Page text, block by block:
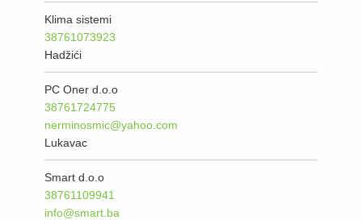
Klima sistemi
38761073923
Hadžići
PC Oner d.o.o
38761724775
nerminosmic@yahoo.com
Lukavac
Smart d.o.o
38761109941
info@smart.ba